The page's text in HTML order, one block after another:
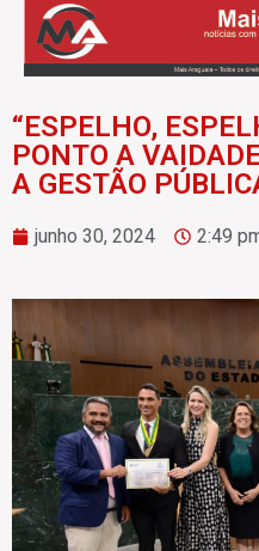
“ESPELHO,
PONTO A
A GESTÃO
junho 30, 2024 2:49